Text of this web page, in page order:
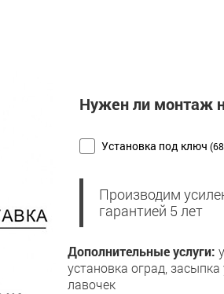
Нужен ли монтаж
Установка под ключ
Производим
гарантией 5 лет
Дополнительные услуги:
установка оград,
лавочек